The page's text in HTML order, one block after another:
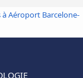
à Aéroport Barcelone-